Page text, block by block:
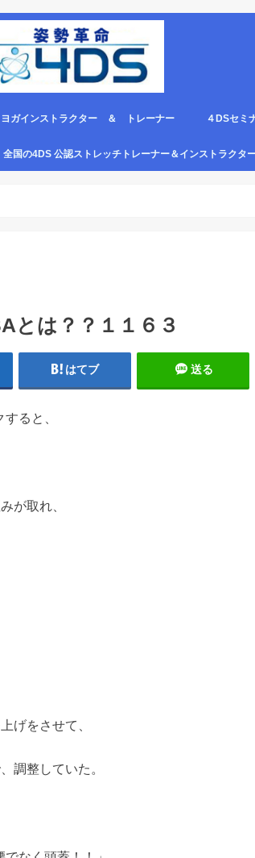
クリエピロー説明＆使い方動画
クリエピロー Q＆A
クリエピロー販売店になる方法は？
ヨガインストラクター ＆ トレーナー ４DSセミ
4ds商品
４DSのテ
４ＤＳの各
4DS セミ
セミナー受
全国の4DS 公認ストレッチトレーナー＆インストラクタ
とは？？１１６３
はてブ 送る
ると、
が取れ、
げをさせて、
調整していた。